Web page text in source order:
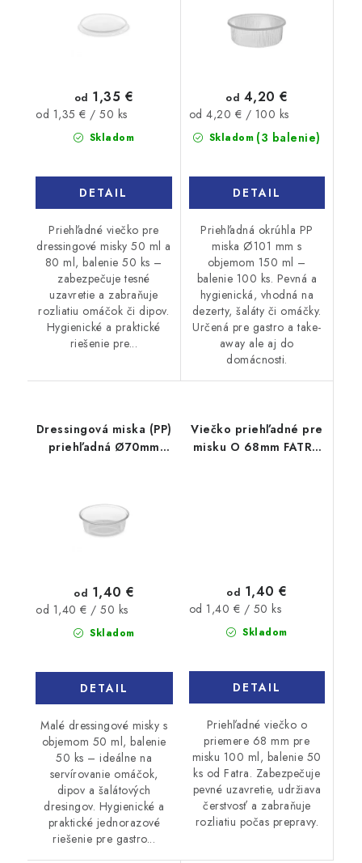
Skladom
od 1,35 €
Jednotková
od 1,35 € / 50 ks
DETAIL
Priehľadné viečko pre
dressingové misky 50 ml a
80 ml, balenie 50 ks –
zabezpečuje tesné
uzavretie a zabraňuje
rozliatiu omáčok či dipov.
Hygienické a praktické
riešenie pre...
Skladom (3 balenie)
od 4,20 €
Jednotková
cena:
od 4,20 € / 100 ks
DETAIL
Priehľadná okrúhla PP
miska Ø101 mm s
objemom 150 ml –
balenie 100 ks. Pevná a
hygienická, vhodná na
dezerty, šaláty či omáčky.
Určená pre gastro a take-
away ale aj do
domácnosti.
Dressingová miska (PP)
priehľadná Ø70mm
Skladom
od 1,40 €
Jednotková
od 1,40 € / 50 ks
DETAIL
Malé dressingové misky s
objemom 50 ml, balenie
50 ks – ideálne na
servírovanie omáčok,
dipov a šalátových
dresingov. Hygienické a
praktické jednorazové
riešenie pre gastro...
Viečko priehľadné pre
misku O 68mm FATRA
Skladom
od 1,40 €
Jednotková
od 1,40 € / 50 ks
DETAIL
Priehľadné viečko o
priemere 68 mm pre
misku 100 ml, balenie 50
ks od Fatra. Zabezpečuje
pevné uzavretie, udržiava
čerstvosť a zabraňuje
rozliatiu počas prepravy.